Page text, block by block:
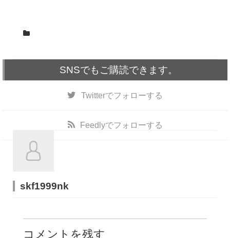
SNSでもご購読できます。
Twitterでフォローする
Feedlyでフォローする
skf1999nk
コメントを残す